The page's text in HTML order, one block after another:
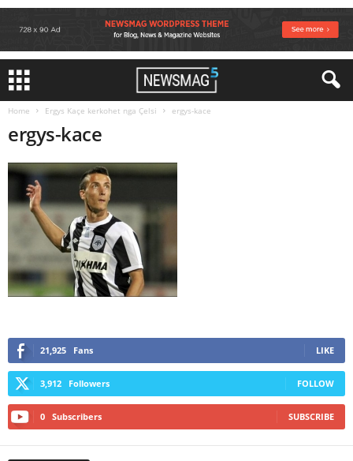
Home Ergys Kaçe kerkohet nga Çelsi ergys-kace
ergys-kace
21,925 Fans LIKE
3,912 Followers FOLLOW
0 Subscribers SUBSCRIBE